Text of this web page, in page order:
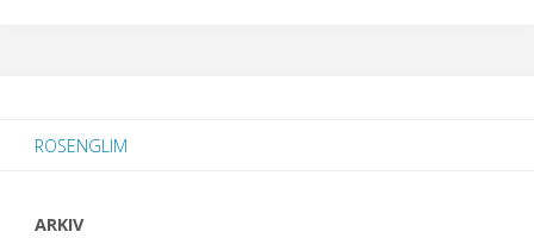
ROSENGLIM
ARKIV